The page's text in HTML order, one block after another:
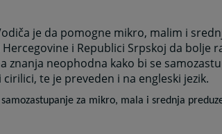
je da pomogne mikro, malim i
Hercegovine i Republici Srpskoj da bolje
znanja neophodna kako bi se
cirilici, te je preveden i na engleski jezik.
samozastupanje za mikro, mala i srednja